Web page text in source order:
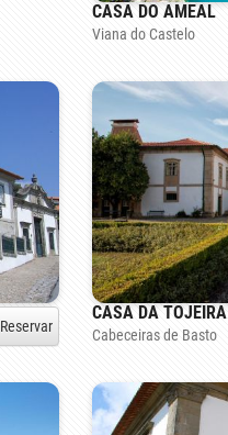
CASA DO AMEAL
Viana do Castelo
Reservar
CASA DA TOJEIRA
Cabeceiras de Basto